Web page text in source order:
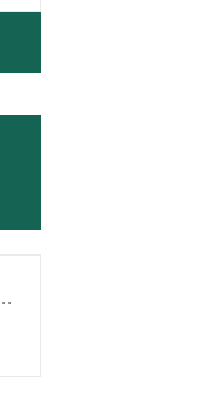
的分散头有哪些形式？